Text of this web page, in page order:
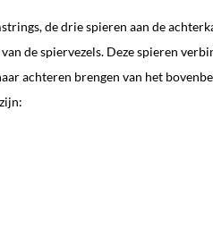
de drie spieren aan de
de spiervezels. Deze spieren
achteren brengen van het